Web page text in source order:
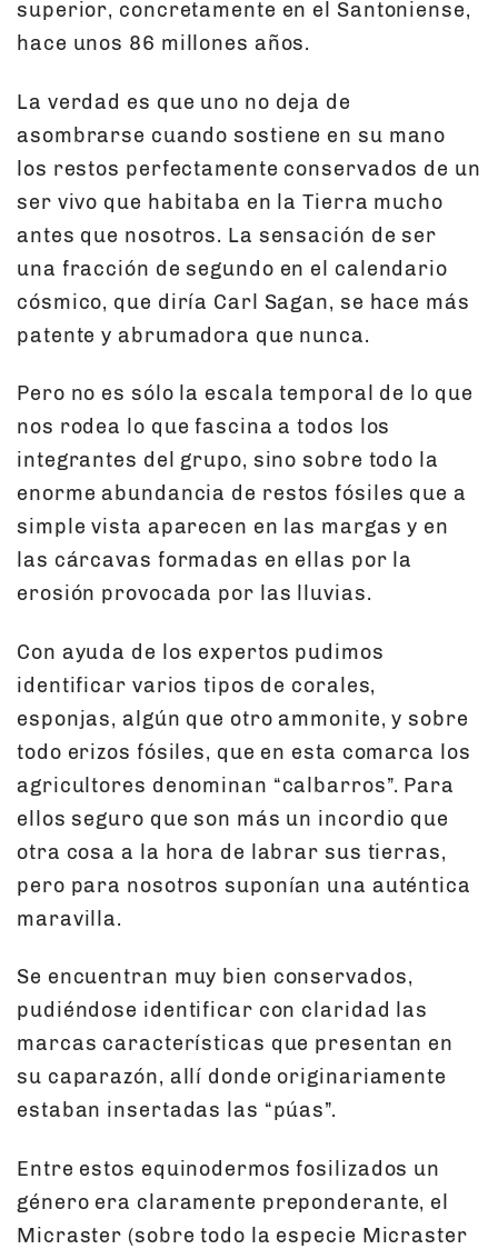
superior, concretamente en el Santoniense,
hace unos 86 millones años.
La verdad es que uno no deja de
asombrarse cuando sostiene en su mano
los restos perfectamente conservados de un
ser vivo que habitaba en la Tierra mucho
antes que nosotros. La sensación de ser
una fracción de segundo en el calendario
cósmico, que diría Carl Sagan, se hace más
patente y abrumadora que nunca.
Pero no es sólo la escala temporal de lo que
nos rodea lo que fascina a todos los
integrantes del grupo, sino sobre todo la
enorme abundancia de restos fósiles que a
simple vista aparecen en las margas y en
las cárcavas formadas en ellas por la
erosión provocada por las lluvias.
Con ayuda de los expertos pudimos
identificar varios tipos de corales,
esponjas, algún que otro ammonite, y sobre
todo erizos fósiles, que en esta comarca los
agricultores denominan “calbarros”. Para
ellos seguro que son más un incordio que
otra cosa a la hora de labrar sus tierras,
pero para nosotros suponían una auténtica
maravilla.
Se encuentran muy bien conservados,
pudiéndose identificar con claridad las
marcas características que presentan en
su caparazón, allí donde originariamente
estaban insertadas las “púas”.
Entre estos equinodermos fosilizados un
género era claramente preponderante, el
Micraster (sobre todo la especie Micraster